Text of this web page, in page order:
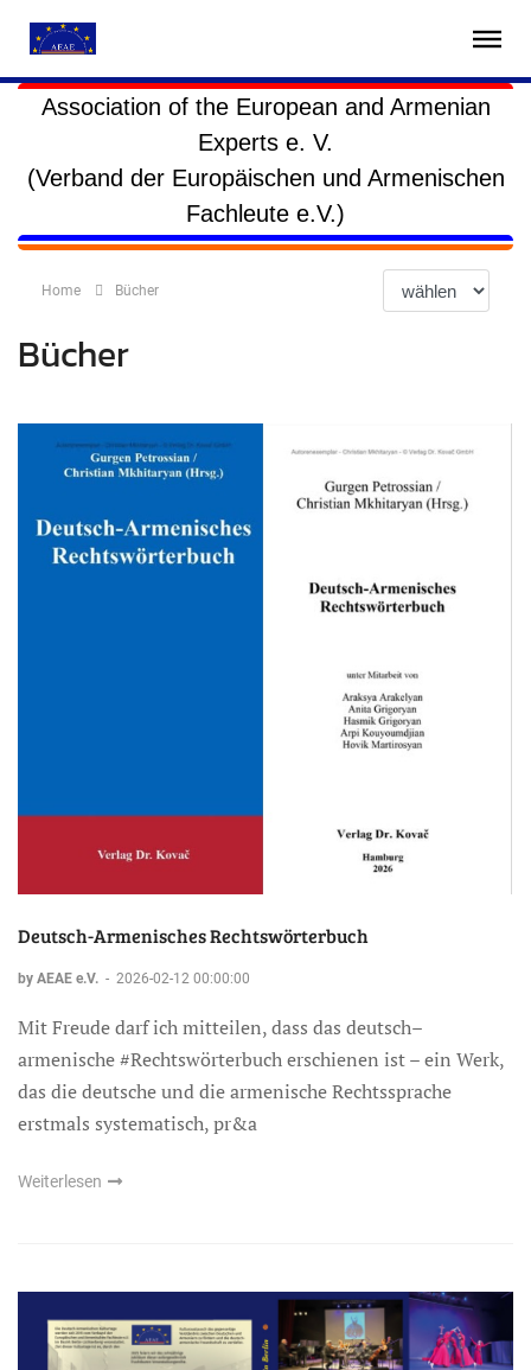
Association of the European and Armenian
Experts e. V.
(Verband der Europäischen und Armenischen
Fachleute e.V.)
Home Bücher
Bücher
Deutsch-Armenisches Rechtswörterbuch
by AEAE e.V. - 2026-02-12 00:00:00
Mit Freude darf ich mitteilen, dass das deutsch–
armenische #Rechtswörterbuch erschienen ist – ein Werk,
das die deutsche und die armenische Rechtssprache
erstmals systematisch, pr&a
Weiterlesen